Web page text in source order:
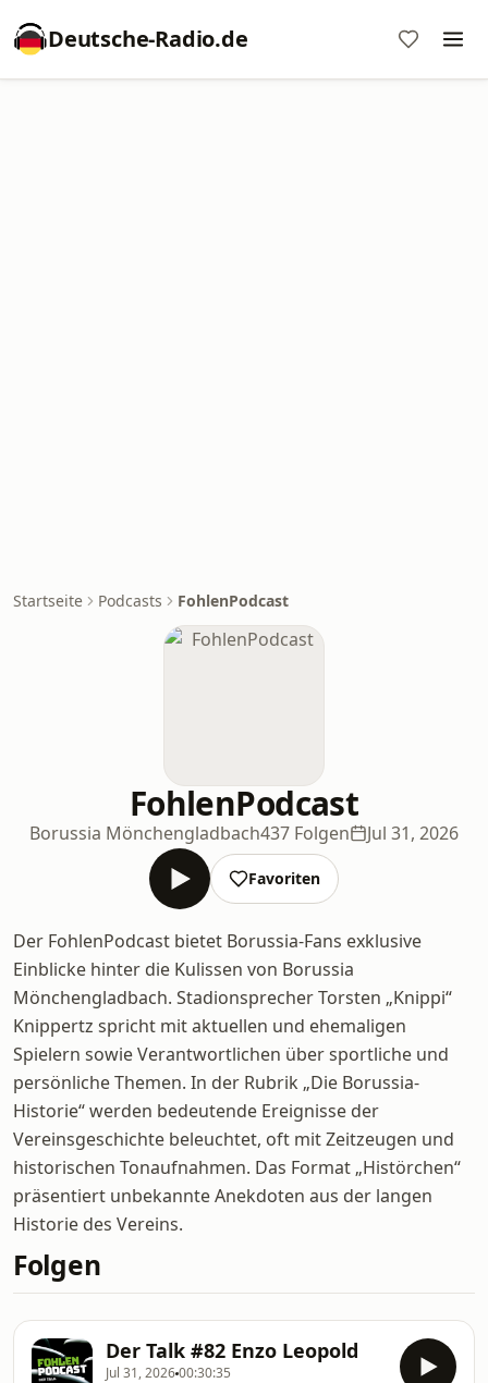
Deutsche-Radio.de
Startseite Podcasts FohlenPodcast
FohlenPodcast
Borussia Mönchengladbach437 Folgen Jul 31, 2026
Favoriten
Der FohlenPodcast bietet Borussia-Fans exklusive
Einblicke hinter die Kulissen von Borussia
Mönchengladbach. Stadionsprecher Torsten „Knippi“
Knippertz spricht mit aktuellen und ehemaligen
Spielern sowie Verantwortlichen über sportliche und
persönliche Themen. In der Rubrik „Die Borussia-
Historie“ werden bedeutende Ereignisse der
Vereinsgeschichte beleuchtet, oft mit Zeitzeugen und
historischen Tonaufnahmen. Das Format „Histörchen“
präsentiert unbekannte Anekdoten aus der langen
Historie des Vereins.
Folgen
Der Talk #82 Enzo Leopold
Jul 31, 202600:30:35